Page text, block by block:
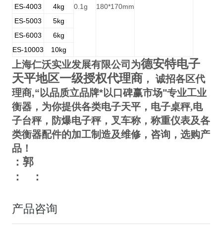
0.1g 180*170mm
ES-4003
4kg
ES-5003
5kg
ES-6003
6kg
ES-10003
10kg
上海仁沃实业发展有限公司为德安特电子
天平地区一级授权代理商 ，
诚招各区代
理商,“ 以品质立品牌*以口碑赢市场"专业工业
衡器，为你提供各类电子天平，电子桌秤,电
子台秤，防爆电子秤，叉车称，称重仪表及各
类衡器配件的加工制造及维修，咨询，选购产
品！
：郭
：
：
产品咨询